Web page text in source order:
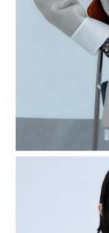
【注意事項】
１．透過由恩沛科技股
易，需依本服務之必要
權轉讓予恩沛科技股份
２．關於個人資料處理
３．未成年的使用者請
「AFTEE先享後付」，
４．使用「AFTEE先享
時審查核予不同之上限額
請求用戶進行身份認證。
５．嚴禁一人註冊多個
恩沛科技股份有限公司